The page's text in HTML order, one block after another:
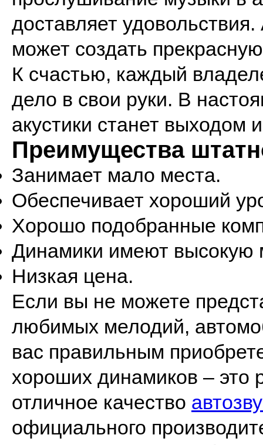
доставляет
может создать
К счастью, каждый
дело в свои руки. В
акустики станет выходом
Преимущества
Занимает мало места.
Обеспечивает хороший
Хорошо подобранные
Динамики имеют высокую
Низкая цена.
Если вы не можете
любимых мелодий,
вас правильным
хороших динамиков – это
отличное качество
официального